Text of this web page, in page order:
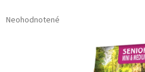
Priemerné
Neohodnotené